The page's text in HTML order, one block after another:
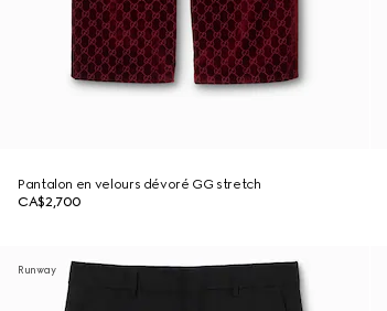
Pantalon en velours dévoré GG stretch
CA$2,700
Runway